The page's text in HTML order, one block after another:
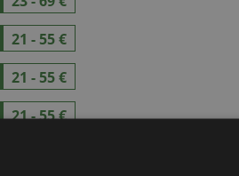
21 - 55 €
21 - 55 €
21 - 55 €